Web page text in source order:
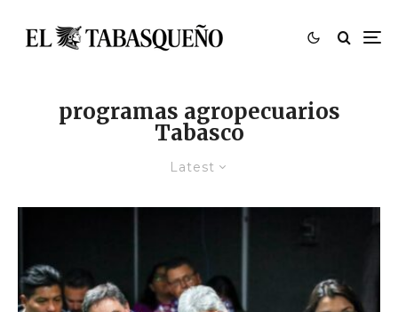
programas agropecuarios
Tabasco
Latest